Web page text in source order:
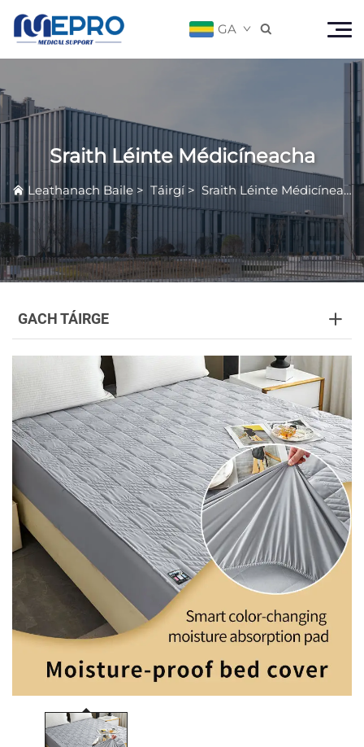
GA 
Sraith Léinte Médicíneacha
Leathanach Baile > Táirgí > Sraith Léinte Médicíneacha
GACH TÁIRGE